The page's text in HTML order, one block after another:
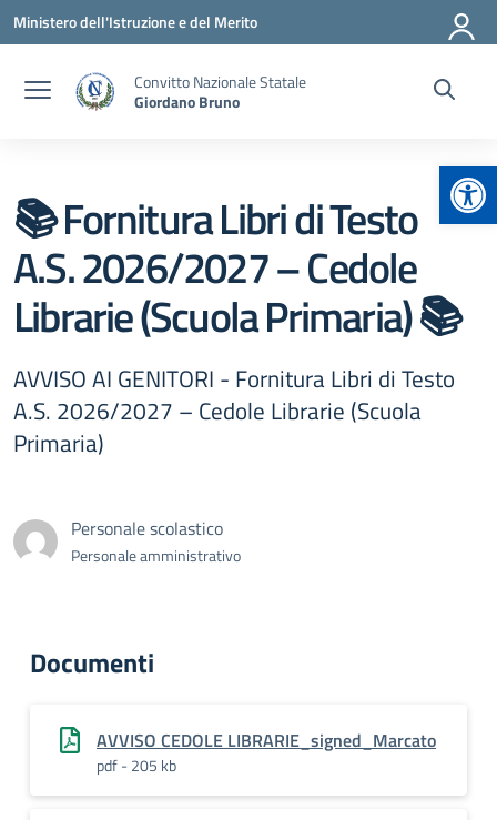
Vai ai contenuti
Vai al menu di navigazione
Vai al footer
Ministero dell'Istruzione e del Merito
Convitto Nazionale Statale
Giordano Bruno
📚 Fornitura Libri di Testo
A.S. 2026/2027 – Cedole
Librarie (Scuola Primaria) 📚
AVVISO AI GENITORI - Fornitura Libri di Testo
A.S. 2026/2027 – Cedole Librarie (Scuola
Primaria)
Personale scolastico
Personale amministrativo
Documenti
AVVISO CEDOLE LIBRARIE_signed_Marcato
pdf - 205 kb